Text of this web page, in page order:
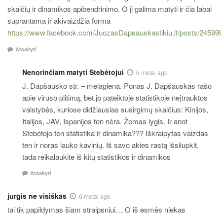
skaičių ir dinamikos apibendrinimo. O ji galima matyti ir čia labai
suprantama ir akivaizdžia forma
https://www.facebook.com/JuozasDapsauskastikiu.lt/posts/
Atsakyti
Nenorinčiam matyti Stebėtojui 6 metai ago
J. Dapšausko str. – melagiena. Ponas J. Dapšauskas rašo
apie viruso plitimą, bet jo pateiktoje statistikoje neįtrauktos
valstybės, kuriose didžiausias susirgimų skaičius: Kinijos,
Italijos, JAV, Ispanijos ten nėra. Žemas lygis. Ir anot
Stebėtojo ten statistika ir dinamika??? Iškraipytas vaizdas
ten ir noras lauko kavinių. Iš savo akies rastą išsilupkit,
tada reikalaukite iš kitų statistikos ir dinamikos
Atsakyti
jurgis ne visiškas 6 metai ago
tai tik papildymas šiam straipsniui… O iš esmės niekas